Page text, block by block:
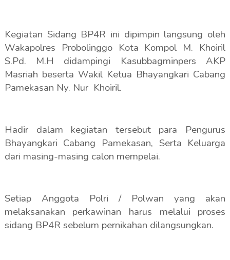
Kegiatan Sidang BP4R ini dipimpin langsung oleh
Wakapolres Probolinggo Kota Kompol M. Khoiril
S.Pd. M.H didampingi Kasubbagminpers AKP
Masriah beserta Wakil Ketua Bhayangkari Cabang
Pamekasan Ny. Nur Khoiril.
Hadir dalam kegiatan tersebut para Pengurus
Bhayangkari Cabang Pamekasan, Serta Keluarga
dari masing-masing calon mempelai.
Setiap Anggota Polri / Polwan yang akan
melaksanakan perkawinan harus melalui proses
sidang BP4R sebelum pernikahan dilangsungkan.